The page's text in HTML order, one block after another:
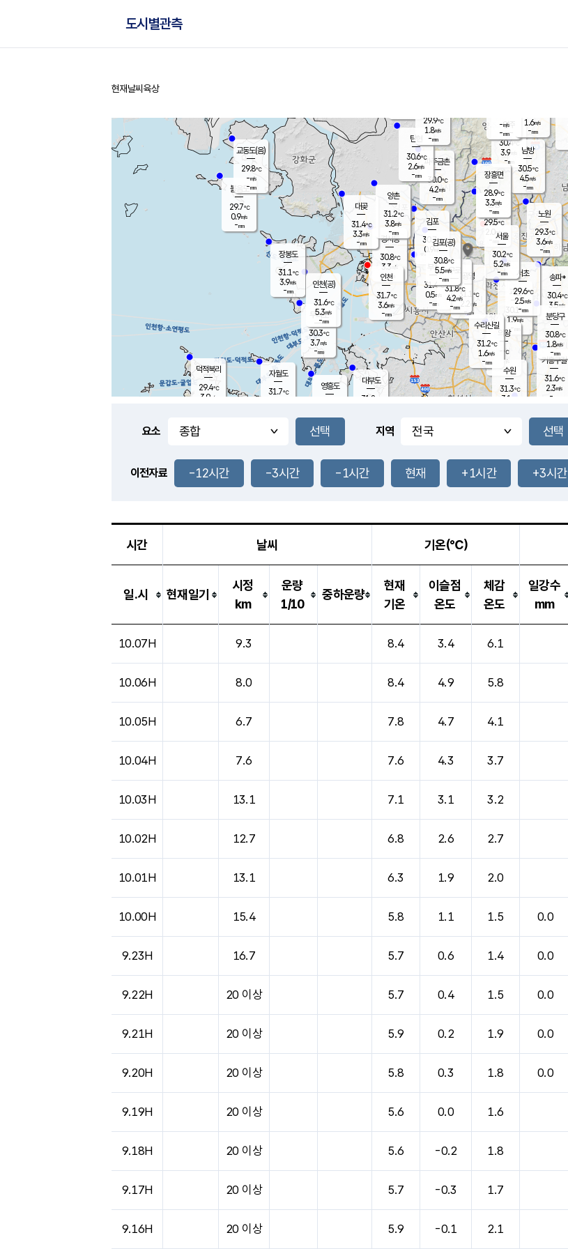
도시별관측
홈
현재날씨 육상
풍도
3.7m/s
무의도
30.3℃
3.7m/s
-mm
영흥도
볼음도
29.7℃
0.9m/s
-mm
자월도
31.7℃
양주
30.4℃
3.9
-mm
과천
30.1℃
1.9m/s
- mm
장봉도
31.1℃
3.9m/s
-mm
-mm
31.0
℃
대부도
31.8
-
경서동
30.8℃
3.3 m/s
-mm
파주금촌
30.0℃
4.2m/s
-mm
대곶
31.4℃
3.3m/s
-mm
탄현
30.6℃
2.6m/s
-mm
31.7℃
1.7m/s
-mm
의왕
- ℃
m/s
mm
김포
30.7℃
0.9 m/s
mm
광명
31.1
℃
2.2 m/s
-mm
부천
31.4℃
0.5m/s
-mm
-mm
양촌
31.2℃
3.8m/s
-mm
구로
31.8℃
4.2m/s
-mm
은평
29.5℃
2.0 m/s
- mm
노원
29.3℃
3.6m/s
-mm
송파*
30.4℃
3.5m/s
-mm
서초
29.6℃
2.5m/s
-mm
남방
30.5℃
4.5m/s
-mm
기흥구갈
31.6℃
2.3m/s
-
수리산길
31.2℃
1.6m/s
-mm
분당구
30.8℃
1.8m/s
-mm
장흥면
28.9℃
3.3m/s
-mm
-m/s
-mm
덕적북리
29.4℃
3.9m/s
인천(공)
31.6℃
5.3m/s
-mm
김포(공)
30.8℃
5.5m/s
-mm
교동도(음)
29.8℃
-m/s
-mm
수원
31.3℃
3.1 m/s
인천
31.7℃
3.6m/s
-mm
서울
30.2℃
5.2m/s
-mm
29.9℃
1.8m/s
-mm
1.6m/s
-mm
요소 지역
이전자료 -12시간 -3시간 -1시간 현재 +1시간 +3시간
시간 날씨 기온(℃)
일.시 현재일기
시정
km
운량
1/10
중하운량
현재
기온
이슬점
온도
체감
온도
일강수
mm
10.07H 9.3 8.4 3.4 6.1
10.06H 8.0 8.4 4.9 5.8
10.05H 6.7 7.8 4.7 4.1
10.04H 7.6 7.6 4.3 3.7
10.03H 13.1 7.1 3.1 3.2
10.02H 12.7 6.8 2.6 2.7
10.01H 13.1 6.3 1.9 2.0
10.00H 15.4 5.8 1.1 1.5 0.0
9.23H 16.7 5.7 0.6 1.4 0.0
9.22H 20 이상 5.7 0.4 1.5 0.0
9.21H 20 이상 5.9 0.2 1.9 0.0
9.20H 20 이상 5.8 0.3 1.8 0.0
9.19H 20 이상 5.6 0.0 1.6
9.18H 20 이상 5.6 -0.2 1.8
9.17H 20 이상 5.7 -0.3 1.7
9.16H 20 이상 5.9 -0.1 2.1